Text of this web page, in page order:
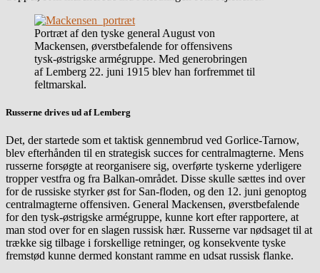
Portræt af den tyske general August von
Mackensen, øverstbefalende for offensivens
tysk-østrigske armégruppe. Med generobringen
af Lemberg 22. juni 1915 blev han forfremmet til
feltmarskal.
Russerne drives ud af Lemberg
Det, der startede som et taktisk gennembrud ved Gorlice-Tarnow,
blev efterhånden til en strategisk succes for centralmagterne. Mens
russerne forsøgte at reorganisere sig, overførte tyskerne yderligere
tropper vestfra og fra Balkan-området. Disse skulle sættes ind over
for de russiske styrker øst for San-floden, og den 12. juni genoptog
centralmagterne offensiven. General Mackensen, øverstbefalende
for den tysk-østrigske armégruppe, kunne kort efter rapportere, at
man stod over for en slagen russisk hær. Russerne var nødsaget til at
trække sig tilbage i forskellige retninger, og konsekvente tyske
fremstød kunne dermed konstant ramme en udsat russisk flanke.